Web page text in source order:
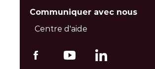
Communiquer avec nous
Centre d'aide